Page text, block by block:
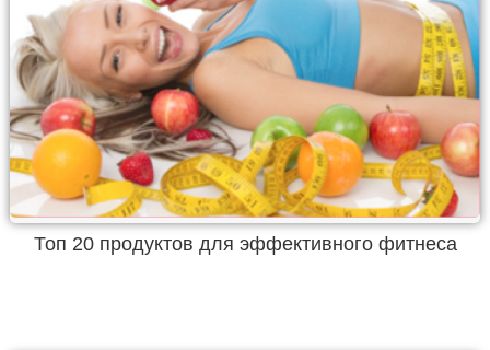
Топ 20 продуктов для эффективного фитнеса